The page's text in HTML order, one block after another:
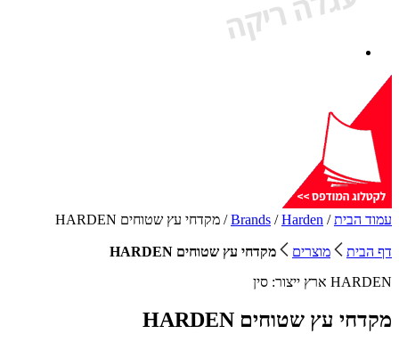
עמוד הבית/
Brands /Harden / מקדחי עץ שטוחים HARDEN
דף הבית מוצרים
מקדחי עץ שטוחים HARDEN
HARDEN ארץ ייצור: סין
מקדחי עץ שטוחים HARDEN